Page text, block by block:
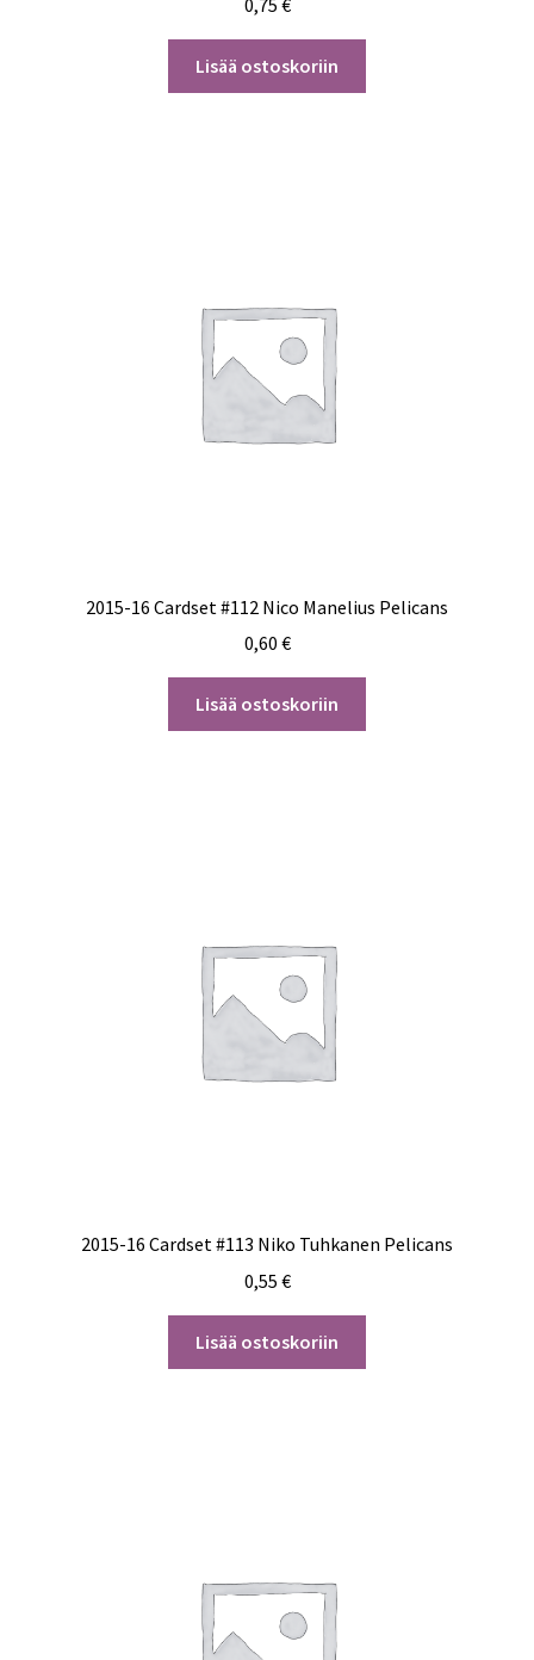
0,75 €
Lisää ostoskoriin
2015-16 Cardset #112 Nico Manelius Pelicans
0,60 €
Lisää ostoskoriin
2015-16 Cardset #113 Niko Tuhkanen Pelicans
0,55 €
Lisää ostoskoriin